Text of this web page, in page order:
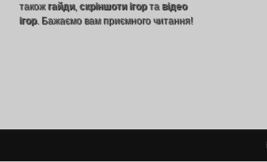
також гайди, скріншоти ігорта відео
ігор. Бажаємо вам приємного читання!